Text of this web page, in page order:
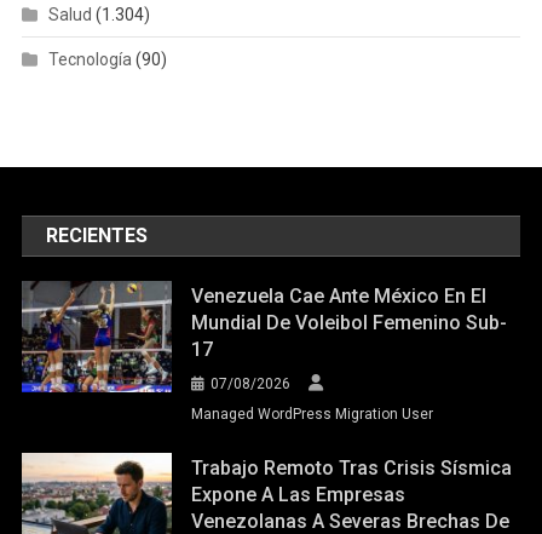
Salud (1.304)
Tecnología (90)
RECIENTES
Venezuela Cae Ante México En El
Mundial De Voleibol Femenino Sub-
17
07/08/2026
Managed WordPress Migration User
Trabajo Remoto Tras Crisis Sísmica
Expone A Las Empresas
Venezolanas A Severas Brechas De